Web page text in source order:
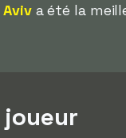
a été la